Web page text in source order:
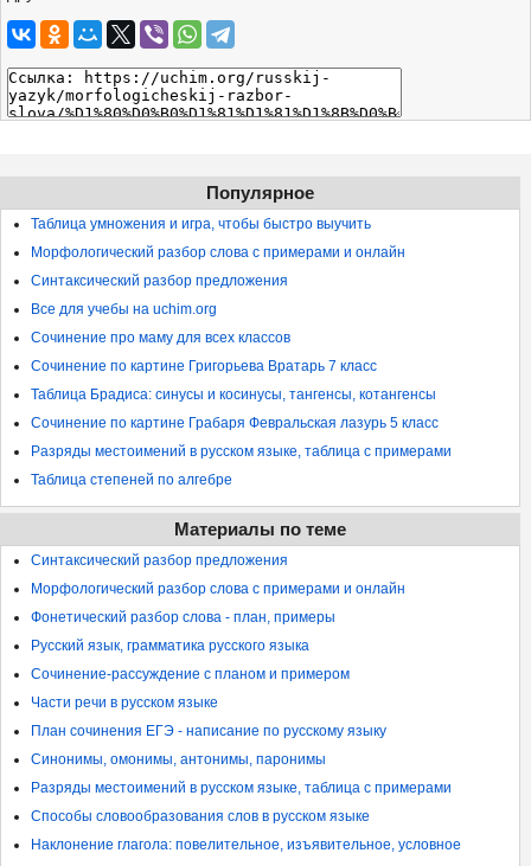
Популярное
Таблица умножения и игра, чтобы быстро выучить
Морфологический разбор слова с примерами и онлайн
Синтаксический разбор предложения
Все для учебы на uchim.org
Сочинение про маму для всех классов
Сочинение по картине Григорьева Вратарь 7 класс
Таблица Брадиса: синусы и косинусы, тангенсы, котангенсы
Сочинение по картине Грабаря Февральская лазурь 5 класс
Разряды местоимений в русском языке, таблица с примерами
Таблица степеней по алгебре
Материалы по теме
Синтаксический разбор предложения
Морфологический разбор слова с примерами и онлайн
Фонетический разбор слова - план, примеры
Русский язык, грамматика русского языка
Сочинение-рассуждение с планом и примером
Части речи в русском языке
План сочинения ЕГЭ - написание по русскому языку
Синонимы, омонимы, антонимы, паронимы
Разряды местоимений в русском языке, таблица с примерами
Способы словообразования слов в русском языке
Наклонение глагола: повелительное, изъявительное, условное